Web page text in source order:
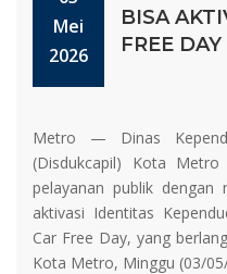
Mei
2026
BISA
FREE DAY
Metro — Dinas
(Disdukcapil) Kota
pelayanan publik
aktivasi Identitas
Car Free Day, yang
Kota Metro, Minggu (03/